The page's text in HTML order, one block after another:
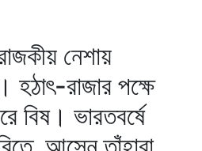
নেশায়
হঠাৎ-রাজার পক্ষে
বিষ। ভারতবর্ষে